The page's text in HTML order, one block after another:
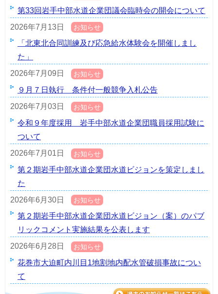
第33回岩手中部水道企業団議会臨時会の開会について
2026年7月13日
お知らせ
「北東北合同訓練及び応急給水体験会を開催しまし
た」
2026年7月09日
お知らせ
９月７日執行 条件付一般競争入札公告
2026年7月03日
お知らせ
令和９年度採用 岩手中部水道企業団職員採用試験に
ついて
2026年7月01日
お知らせ
第２期岩手中部水道企業団水道ビジョンを策定しまし
た
2026年6月30日
お知らせ
第２期岩手中部水道企業団水道ビジョン（案）のパブ
リックコメント実施結果を公表します
2026年6月28日
お知らせ
花巻市大迫町内川目1地割地内配水管破損事故につい
て